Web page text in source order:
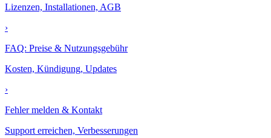
Lizenzen, Installationen, AGB
›
FAQ: Preise & Nutzungsgebühr
Kosten, Kündigung, Updates
›
Fehler melden & Kontakt
Support erreichen, Verbesserungen